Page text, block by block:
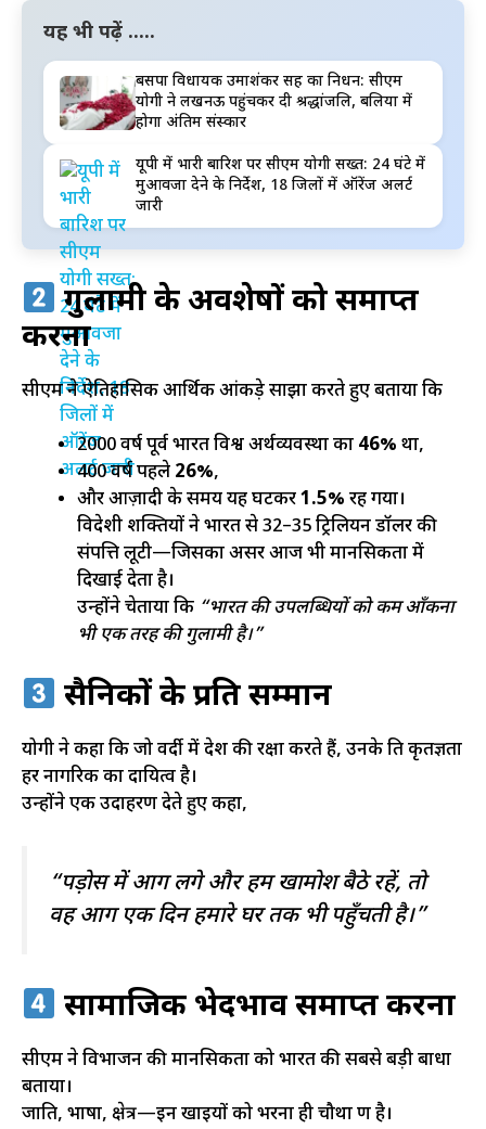
यह भी पढ़ें .....
बसपा विधायक उमाशंकर सिंह का निधन: सीएम
योगी ने लखनऊ पहुंचकर दी श्रद्धांजलि, बलिया में
होगा अंतिम संस्कार
यूपी में भारी बारिश पर सीएम योगी सख्त: 24 घंटे में
मुआवजा देने के निर्देश, 18 जिलों में ऑरेंज अलर्ट
जारी
गुलामी के अवशेषों को समाप्त
करना
सीएम ने ऐतिहासिक आर्थिक आंकड़े साझा करते हुए बताया कि
2000 वर्ष पूर्व भारत विश्व अर्थव्यवस्था का 46% था,
400 वर्ष पहले 26%,
और आज़ादी के समय यह घटकर1.5% रह गया।
विदेशी शक्तियों ने भारत से 32–35 ट्रिलियन डॉलर की
संपत्ति लूटी—जिसका असर आज भी मानसिकता में
दिखाई देता है।
उन्होंने चेताया कि “भारत की उपलब्धियों को कम आँकना
भी एक तरह की गुलामी है।”
सैनिकों के प्रति सम्मान
योगी ने कहा कि जो वर्दी में देश की रक्षा करते हैं, उनके प्रति कृतज्ञता
हर नागरिक का दायित्व है।
उन्होंने एक उदाहरण देते हुए कहा,
“पड़ोस में आग लगे और हम खामोश बैठे रहें, तो
वह आग एक दिन हमारे घर तक भी पहुँचती है।”
सामाजिक भेदभाव समाप्त करना
सीएम ने विभाजन की मानसिकता को भारत की सबसे बड़ी बाधा
बताया।
जाति, भाषा, क्षेत्र—इन खाइयों को भरना ही चौथा प्रण है।